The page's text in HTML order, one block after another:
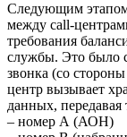
Следующим этапом
между call-
требования
службы. Это было
звонка (со
центр вызывает
данных, передавая
– номер А (АОН)